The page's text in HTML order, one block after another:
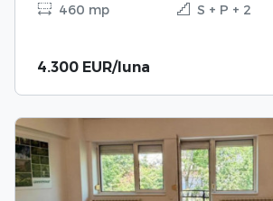
460 mp S + P + 2
4.300 EUR/luna